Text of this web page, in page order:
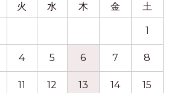
火 水 木 金 土
1
4 5 6 7 8
11 12 13 14 15